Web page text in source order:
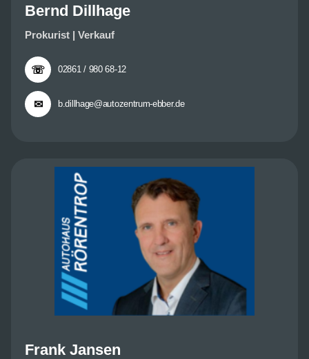
Bernd Dillhage
Prokurist | Verkauf
☏ 02861 / 980 68-12
✉ b.dillhage@autozentrum-ebber.de
Frank Jansen